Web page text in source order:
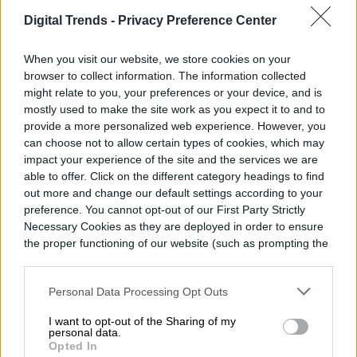
Digital Trends - Privacy Preference Center
When you visit our website, we store cookies on your
browser to collect information. The information collected
might relate to you, your preferences or your device, and is
mostly used to make the site work as you expect it to and to
provide a more personalized web experience. However, you
can choose not to allow certain types of cookies, which may
impact your experience of the site and the services we are
able to offer. Click on the different category headings to find
out more and change our default settings according to your
preference. You cannot opt-out of our First Party Strictly
Necessary Cookies as they are deployed in order to ensure
the proper functioning of our website (such as prompting the
Personal Data Processing Opt Outs
I want to opt-out of the Sharing of my
personal data.
Opted In
una valla publicitaria
para promocionar The
Last House